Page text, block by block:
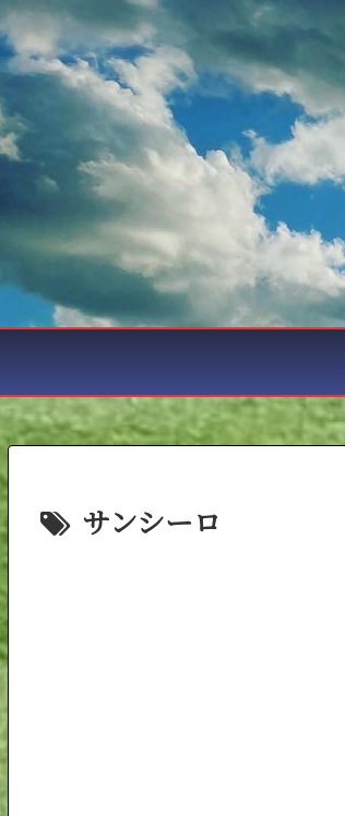
サンシーロ